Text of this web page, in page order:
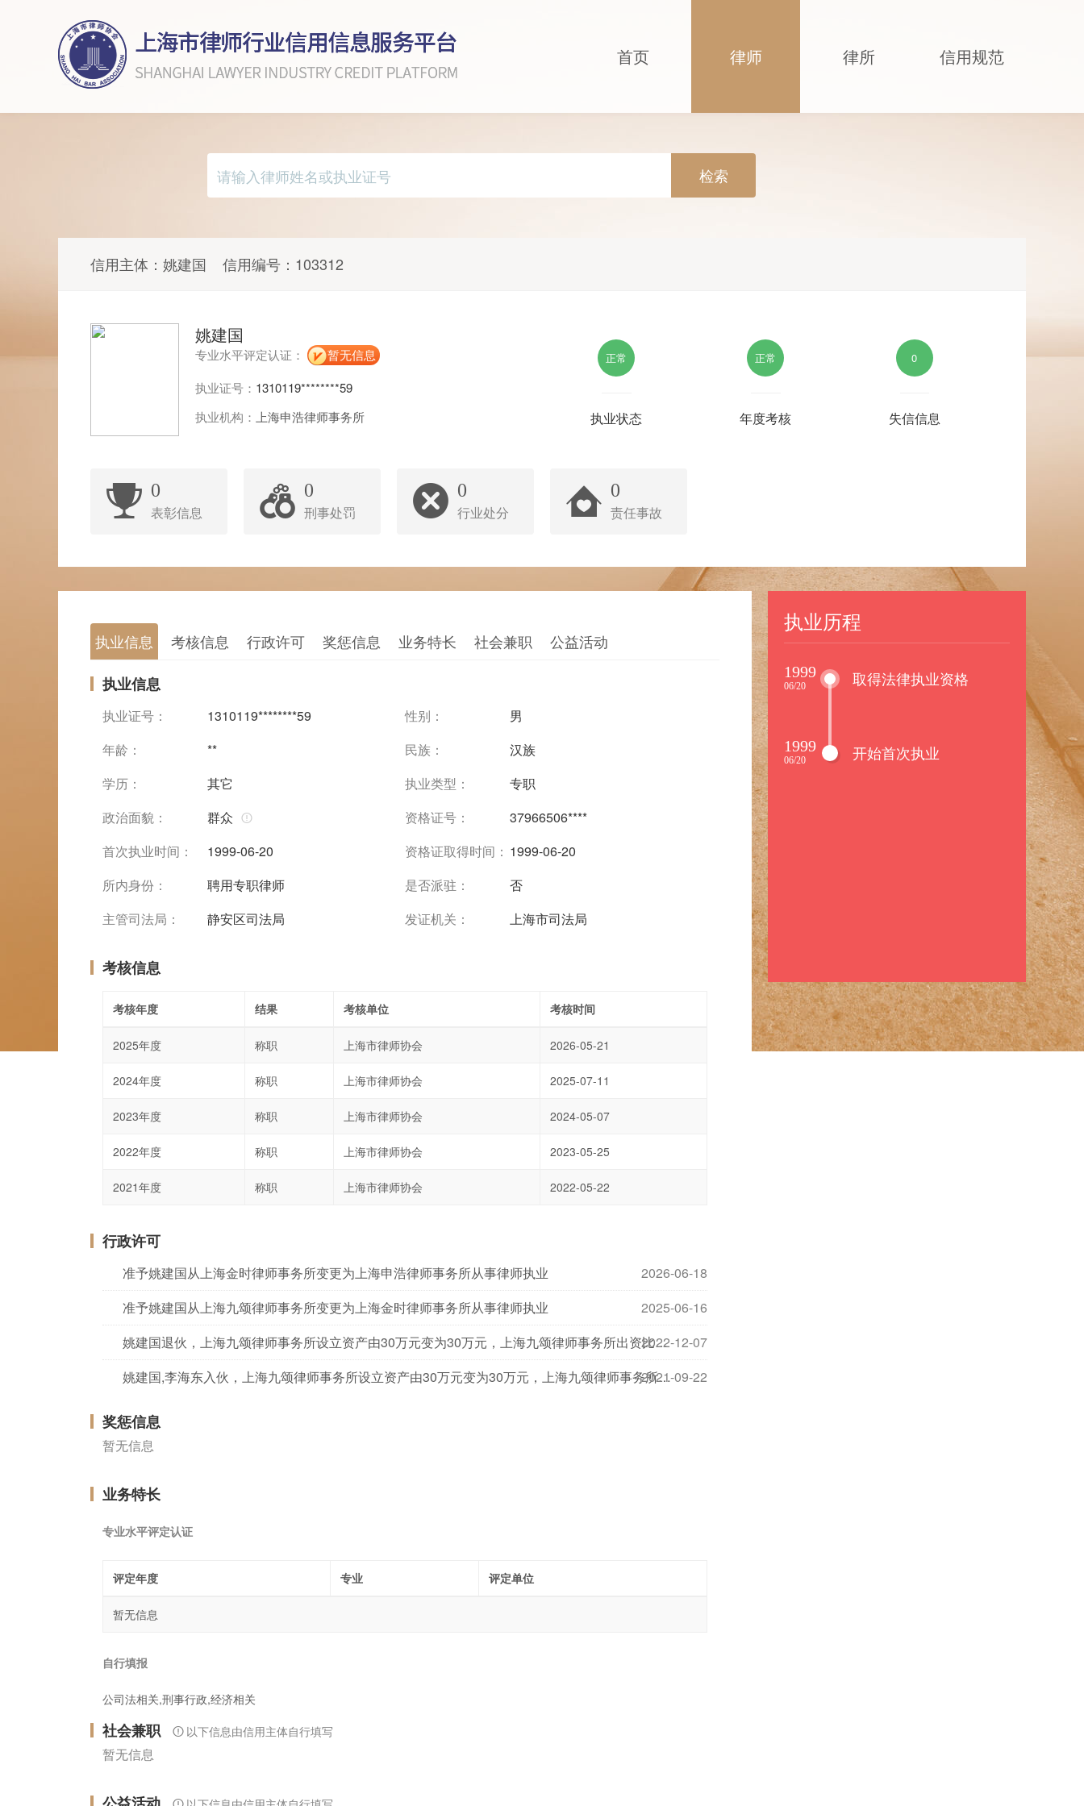
首页 律师 律所 信用规范
检索
信用主体： 姚建国 信用编号： 103312
姚建国
专业水平评定认证：
暂无信息
执业证号： 1310119********59
执业机构： 上海申浩律师事务所
正常
执业状态
正常
年度考核
0
失信信息
0
表彰信息
0
刑事处罚
0
行业处分
0
责任事故
执业信息 考核信息 行政许可 奖惩信息 业务特长 社会兼职 公益活动
执业信息
执业证号： 1310119********59 性别：
男
年龄：
** 民族：
汉族
学历：
其它 执业类型：
专职
政治面貌：
群众 资格证号：
37966506****
首次执业时间：
1999-06-20 资格证取得时间： 1999-06-20
所内身份：
聘用专职律师 是否派驻：
否
主管司法局：
静安区司法局 发证机关： 上海市司法局
考核信息
考核年度 结果 考核单位 考核时间
2025年度 称职 上海市律师协会 2026-05-21
2024年度 称职 上海市律师协会 2025-07-11
2023年度 称职 上海市律师协会 2024-05-07
2022年度 称职 上海市律师协会 2023-05-25
2021年度 称职 上海市律师协会 2022-05-22
行政许可
2026-06-18
准予姚建国从上海金时律师事务所变更为上海申浩律师事务所从事律师执业
2025-06-16
准予姚建国从上海九颂律师事务所变更为上海金时律师事务所从事律师执业
2022-12-07
姚建国退伙，上海九颂律师事务所设立资产由30万元变为30万元，上海九颂律师事务所出资比例变更
2021-09-22
姚建国,李海东入伙，上海九颂律师事务所设立资产由30万元变为30万元，上海九颂律师事务所出资比例变更
奖惩信息
暂无信息
业务特长
专业水平评定认证
评定年度 专业 评定单位
暂无信息
自行填报
公司法相关,刑事行政,经济相关
社会兼职 以下信息由信用主体自行填写
暂无信息
执业历程
1999
06/20 取得法律执业资格
1999
06/20 开始首次执业